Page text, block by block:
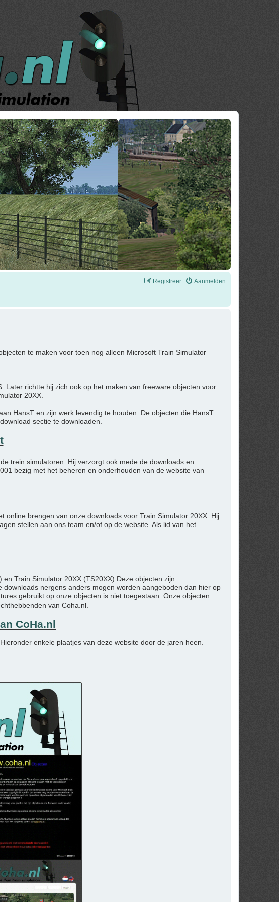
Aanmelden
Registreer
te maken voor toen nog alleen Microsoft Train Simulator
richtte hij zich ook op het maken van freeware objecten voor
20XX.
HansT en zijn werk levendig te houden. De objecten die HansT
sectie te downloaden.
trein simulatoren. Hij verzorgt ook mede de downloads en
bezig met het beheren en onderhouden van de website van
online brengen van onze downloads voor Train Simulator 20XX. Hij
stellen aan ons team en/of op de website. Als lid van het
Train Simulator 20XX (TS20XX) Deze objecten zijn
nergens anders mogen worden aangeboden dan hier op
gebruikt op onze objecten is niet toegestaan. Onze objecten
van Coha.nl.
CoHa.nl
enkele plaatjes van deze website door de jaren heen.